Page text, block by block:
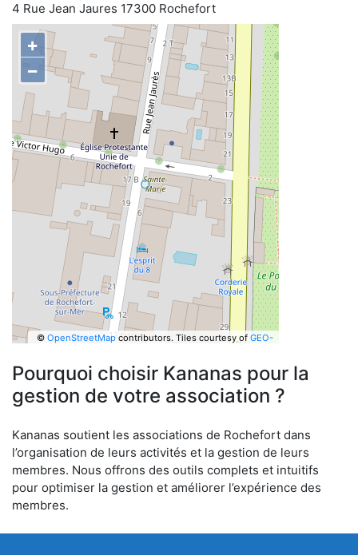
4 Rue Jean Jaures 17300 Rochefort
+
−
© OpenStreetMapcontributors. Tiles courtesy of GEO-
Pourquoi choisir Kananas pour la
gestion de votre association ?
Kananas soutient les associations de Rochefort dans
l’organisation de leurs activités et la gestion de leurs
membres. Nous offrons des outils complets et intuitifs
pour optimiser la gestion et améliorer l’expérience des
membres.